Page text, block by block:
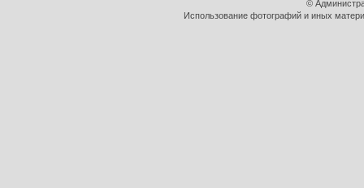
©
Использование фотографий и иных